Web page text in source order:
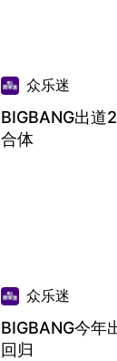
众乐迷
BIGBANG出
合体
众乐迷
BIGBANG今年
回归